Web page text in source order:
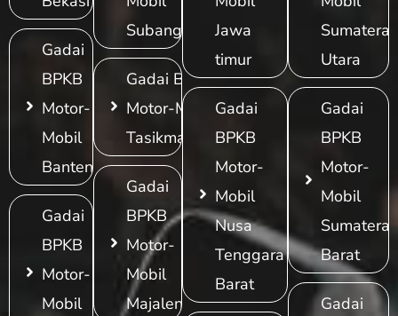
Gadai
BPKB
Motor-
Mobil
Banten
Gadai
BPKB
Motor-
Mobil
Subang
Gadai BPKB
Motor-Mobil
Tasikmalaya
Gadai
BPKB
Motor-
Mobil
Majalengka
Jawa
timur
Gadai
BPKB
Motor-
Mobil
Nusa
Tenggara
Barat
Sumatera
Utara
Gadai
BPKB
Motor-
Mobil
Sumatera
Barat
Gadai